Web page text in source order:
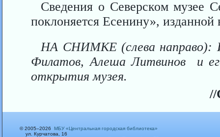
Сведения о Северском музее
поклоняет­ся Есенину», изданной
НА СНИМКЕ (слева направо):
Филатов, Алеша Литвинов и
открытия музея.
//
© 2005–2026 МБУ «Центральная городская библиотека»
ул. Курчатова, 16